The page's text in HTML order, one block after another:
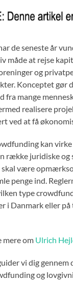
de seneste år
måde at rejse
og
Konceptet gør
fra mange
realisere
ved at få
kan
række juridiske
skal være
penge ind.
type
i Danmark eller
mere om Ulrich
vi dig gennem
og